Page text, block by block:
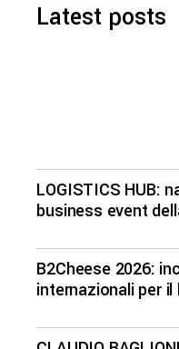
Latest posts
LOGISTICS HUB:
business event
B2Cheese 2026:
internazionali per